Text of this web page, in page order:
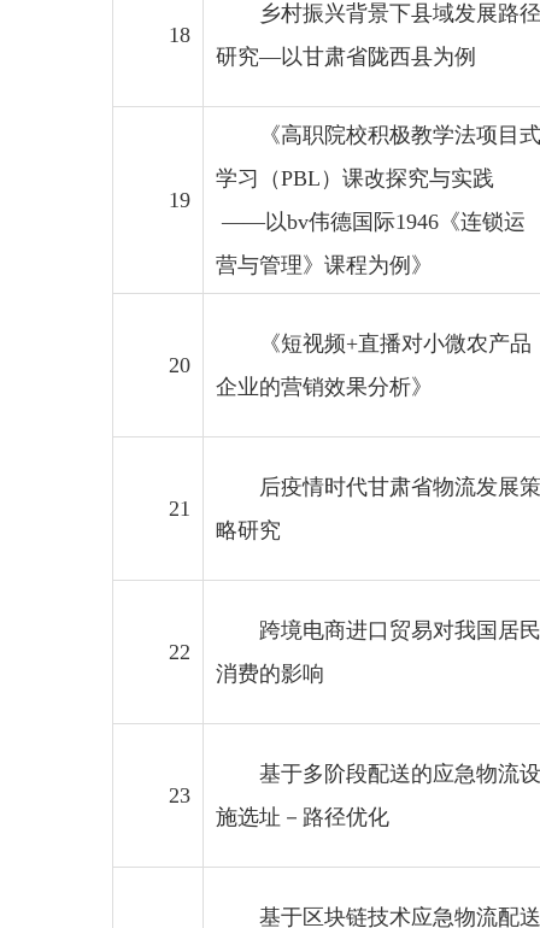
18
乡村振兴背景下县域发展路径
研究—以甘肃省陇西县为例
19
《高职院校积极教学法项目式
学习（PBL）课改探究与实践
——以bv伟德国际1946《连锁运
营与管理》课程为例》
20
《短视频+直播对小微农产品
企业的营销效果分析》
21
后疫情时代甘肃省物流发展策
略研究
22
跨境电商进口贸易对我国居民
消费的影响
23
基于多阶段配送的应急物流设
施选址－路径优化
基于区块链技术应急物流配送